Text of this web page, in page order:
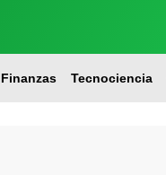
Finanzas Tecnociencia